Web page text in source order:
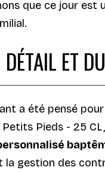
que ce jour
ET
a été pensé
Pieds - 25
la gestion des